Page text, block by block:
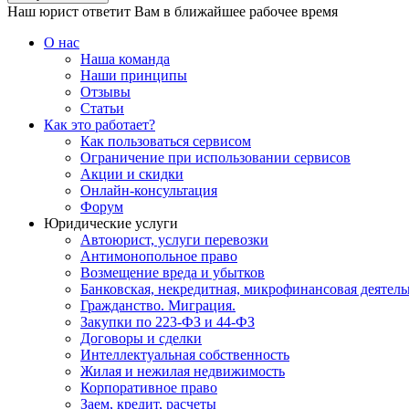
Наш юрист ответит Вам в ближайшее рабочее время
О нас
Наша команда
Наши принципы
Отзывы
Статьи
Как это работает?
Как пользоваться сервисом
Ограничение при использовании сервисов
Акции и скидки
Онлайн-консультация
Форум
Юридические услуги
Автоюрист, услуги перевозки
Антимонопольное право
Возмещение вреда и убытков
Банковская, некредитная, микрофинансовая
Гражданство. Миграция.
Закупки по 223-ФЗ и 44-ФЗ
Договоры и сделки
Интеллектуальная собственность
Жилая и нежилая недвижимость
Корпоративное право
Заем, кредит, расчеты